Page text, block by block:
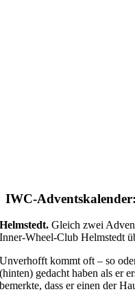
IWC-
Helmstedt.Gleich zwei
Inner-Wheel-Club Helmstedt
Unverhofft kommt oft – so
(hinten) gedacht haben als er
bemerkte, dass er einen der